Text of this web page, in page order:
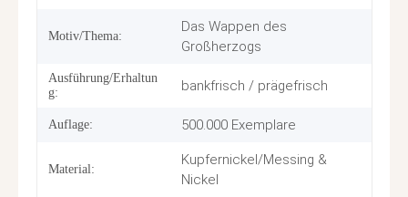
Motiv/Thema:
Das Wappen des
Großherzogs
Ausführung/Erhaltun
g:
bankfrisch / prägefrisch
Auflage: 500.000 Exemplare
Material:
Kupfernickel/Messing &
Nickel